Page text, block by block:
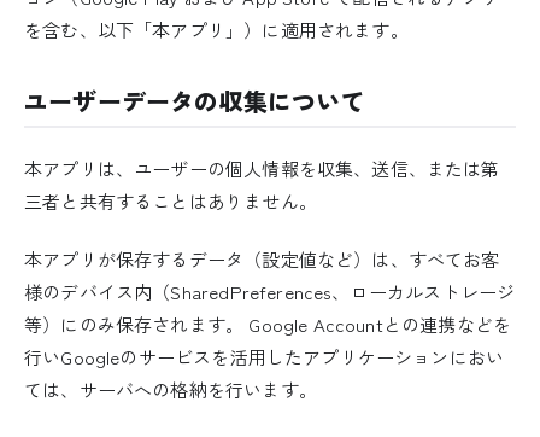
を含む、以下「本アプリ」）に適用されます。
ユーザーデータの収集について
本アプリは、ユーザーの個人情報を収集、送信、または第
三者と共有することはありません。
本アプリが保存するデータ（設定値など）は、すべてお客
様のデバイス内（SharedPreferences、ローカルストレージ
等）にのみ保存されます。 Google Accountとの連携などを
行いGoogleのサービスを活用したアプリケーションにおい
ては、サーバへの格納を行います。